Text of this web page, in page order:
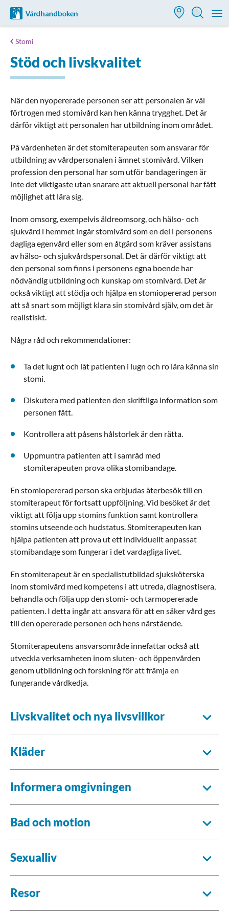
Till startsidan för Vårdhandboken
Stomi
Stöd och livskvalitet
När den nyopererade personen ser att personalen är väl
förtrogen med stomivård kan hen känna trygghet. Det är
därför viktigt att personalen har utbildning inom området.
På vårdenheten är det stomiterapeuten som ansvarar för
utbildning av vårdpersonalen i ämnet stomivård. Vilken
profession den personal har som utför bandageringen är
inte det viktigaste utan snarare att aktuell personal har fått
möjlighet att lära sig.
Inom omsorg, exempelvis äldreomsorg, och hälso- och
sjukvård i hemmet ingår stomivård som en del i personens
dagliga egenvård eller som en åtgärd som kräver assistans
av hälso- och sjukvårdspersonal. Det är därför viktigt att
den personal som finns i personens egna boende har
nödvändig utbildning och kunskap om stomivård. Det är
också viktigt att stödja och hjälpa en stomiopererad person
att så snart som möjligt klara sin stomivård själv, om det är
realistiskt.
Några råd och rekommendationer:
Ta det lugnt och låt patienten i lugn och ro lära känna sin
stomi.
Diskutera med patienten den skriftliga information som
personen fått.
Kontrollera att påsens hålstorlek är den rätta.
Uppmuntra patienten att i samråd med
stomiterapeuten prova olika stomibandage.
En stomiopererad person ska erbjudas återbesök till en
stomiterapeut för fortsatt uppföljning. Vid besöket är det
viktigt att följa upp stomins funktion samt kontrollera
stomins utseende och hudstatus. Stomiterapeuten kan
hjälpa patienten att prova ut ett individuellt anpassat
stomibandage som fungerar i det vardagliga livet.
En stomiterapeut är en specialistutbildad sjuksköterska
inom stomivård med kompetens i att utreda, diagnostisera,
behandla och följa upp den stomi- och tarmopererade
patienten. I detta ingår att ansvara för att en säker vård ges
till den opererade personen och hens närstående.
Stomiterapeutens ansvarsområde innefattar också att
utveckla verksamheten inom sluten- och öppenvården
genom utbildning och forskning för att främja en
fungerande vårdkedja.
Livskvalitet och nya livsvillkor
Kläder
Informera omgivningen
Bad och motion
Sexualliv
Resor